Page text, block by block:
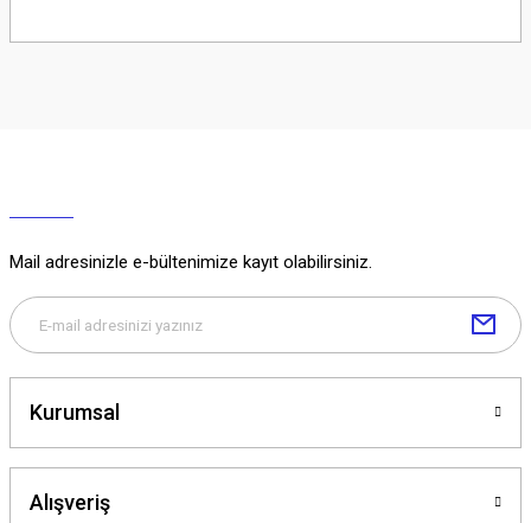
Soru Sor
Mail adresinizle e-bültenimize kayıt olabilirsiniz.
Kurumsal
Alışveriş